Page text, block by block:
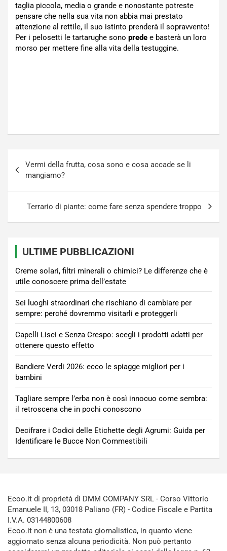
taglia piccola, media o grande e nonostante potreste
pensare che nella sua vita non abbia mai prestato
attenzione al rettile, il suo istinto prenderà il sopravvento!
Per i pelosetti le tartarughe sono prede e basterà un loro
morso per mettere fine alla vita della testuggine.
articoli
Vermi della frutta, cosa sono e cosa accade se li
mangiamo?
Terrario di piante: come fare senza spendere troppo
ULTIME PUBBLICAZIONI
Creme solari, filtri minerali o chimici? Le differenze che è
utile conoscere prima dell’estate
Sei luoghi straordinari che rischiano di cambiare per
sempre: perché dovremmo visitarli e proteggerli
Capelli Lisci e Senza Crespo: scegli i prodotti adatti per
ottenere questo effetto
Bandiere Verdi 2026: ecco le spiagge migliori per i
bambini
Tagliare sempre l’erba non è così innocuo come sembra:
il retroscena che in pochi conoscono
Decifrare i Codici delle Etichette degli Agrumi: Guida per
Identificare le Bucce Non Commestibili
Ecoo.it di proprietà di DMM COMPANY SRL - Corso Vittorio
Emanuele II, 13, 03018 Paliano (FR) - Codice Fiscale e Partita
I.V.A. 03144800608
Ecoo.it non è una testata giornalistica, in quanto viene
aggiornato senza alcuna periodicità. Non può pertanto